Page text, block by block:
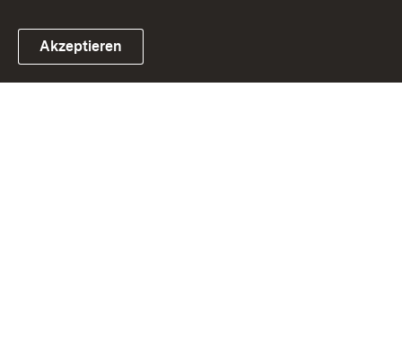
Link zum Landesportal
Akzeptieren